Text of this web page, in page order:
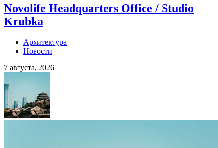
Novolife Headquarters Office / Studio
Krubka
Архитектура
Новости
7 августа, 2026